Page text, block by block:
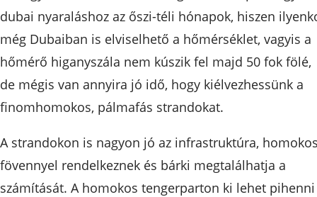
dubai nyaraláshoz az őszi-téli hónapok, hiszen
még Dubaiban is elviselhető a hőmérséklet, vagyis a
hőmérő higanyszála nem kúszik fel majd 50 fok fölé,
de mégis van annyira jó idő, hogy kiélvezhessünk a
finomhomokos, pálmafás strandokat.
A strandokon is nagyon jó az infrastruktúra,
fövennyel rendelkeznek és bárki megtalálhatja a
számítását. A homokos tengerparton ki lehet pihenni